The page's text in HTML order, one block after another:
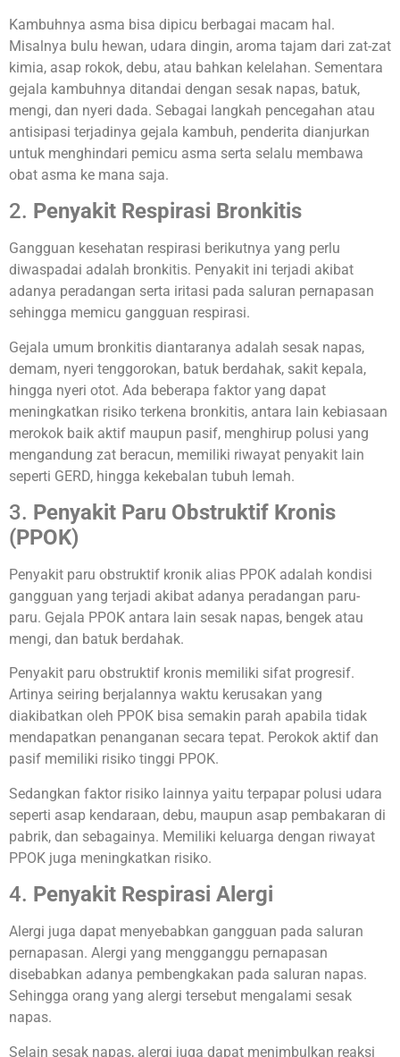
Kambuhnya asma bisa dipicu berbagai macam hal.
Misalnya bulu hewan, udara dingin, aroma tajam dari zat-zat
kimia, asap rokok, debu, atau bahkan kelelahan. Sementara
gejala kambuhnya ditandai dengan sesak napas, batuk,
mengi, dan nyeri dada. Sebagai langkah pencegahan atau
antisipasi terjadinya gejala kambuh, penderita dianjurkan
untuk menghindari pemicu asma serta selalu membawa
obat asma ke mana saja.
2. Penyakit Respirasi Bronkitis
Gangguan kesehatan respirasi berikutnya yang perlu
diwaspadai adalah bronkitis. Penyakit ini terjadi akibat
adanya peradangan serta iritasi pada saluran pernapasan
sehingga memicu gangguan respirasi.
Gejala umum bronkitis diantaranya adalah sesak napas,
demam, nyeri tenggorokan, batuk berdahak, sakit kepala,
hingga nyeri otot. Ada beberapa faktor yang dapat
meningkatkan risiko terkena bronkitis, antara lain kebiasaan
merokok baik aktif maupun pasif, menghirup polusi yang
mengandung zat beracun, memiliki riwayat penyakit lain
seperti GERD, hingga kekebalan tubuh lemah.
3. Penyakit Paru Obstruktif Kronis
(PPOK)
Penyakit paru obstruktif kronik alias PPOK adalah kondisi
gangguan yang terjadi akibat adanya peradangan paru-
paru. Gejala PPOK antara lain sesak napas, bengek atau
mengi, dan batuk berdahak.
Penyakit paru obstruktif kronis memiliki sifat progresif.
Artinya seiring berjalannya waktu kerusakan yang
diakibatkan oleh PPOK bisa semakin parah apabila tidak
mendapatkan penanganan secara tepat. Perokok aktif dan
pasif memiliki risiko tinggi PPOK.
Sedangkan faktor risiko lainnya yaitu terpapar polusi udara
seperti asap kendaraan, debu, maupun asap pembakaran di
pabrik, dan sebagainya. Memiliki keluarga dengan riwayat
PPOK juga meningkatkan risiko.
4. Penyakit Respirasi Alergi
Alergi juga dapat menyebabkan gangguan pada saluran
pernapasan. Alergi yang mengganggu pernapasan
disebabkan adanya pembengkakan pada saluran napas.
Sehingga orang yang alergi tersebut mengalami sesak
napas.
Selain sesak napas, alergi juga dapat menimbulkan reaksi